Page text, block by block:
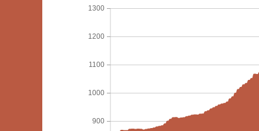
900
1000
1100
1200
1300